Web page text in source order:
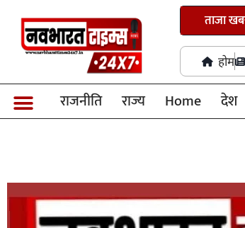
ताजा
पांच आईएएस अधिकारियों को मिली पहली फील्ड
होम
राजनीति राज्य Home देश